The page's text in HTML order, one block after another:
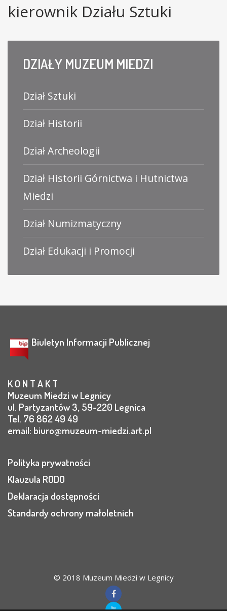
kierownik Działu Sztuki
DZIAŁY MUZEUM MIEDZI
Dział Sztuki
Dział Historii
Dział Archeologii
Dział Historii Górnictwa i Hutnictwa
Miedzi
Dział Numizmatyczny
Dział Edukacji i Promocji
Biuletyn Informacji Publicznej
K O N T A K T
Muzeum Miedzi w Legnicy
ul. Partyzantów 3, 59-220 Legnica
Tel. 76 862 49 49
email: biuro@muzeum-miedzi.art.pl
Polityka prywatności
Klauzula RODO
Deklaracja dostępności
Standardy ochrony małoletnich
© 2018 Muzeum Miedzi w Legnicy